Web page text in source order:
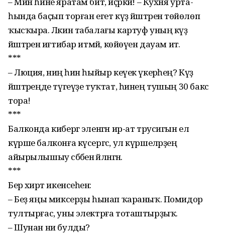
һында баҫып торған егет күҙ йәштәренә төйөлөп
ҡысҡыра. Ләкин таба­лағы картуф уның күҙ
йәштәренә иғтибар ит­мәй, көйөүен дауам итә.
***
– Люция, ниңә һин һыйыр кеүек үкерәһең? Күҙ
йәштәреңде түгеүҙе туҡтат, һинең тушың 30 бакс
тора!
***
Балконда кибергә элен­гән ир-ат трусигын ел
күрше балконға күсер­гәс, ул күршеләрҙең
айырылышыу сәбәбенә әйләнгән.
***
Бер әхирәт икенсе­һенә:
– Беҙ яңы миксерҙы һынап ҡараныҡ. Помидор
тултырғас, уны элек­тр­ға тоташтырҙыҡ.
– Шунан ни булды?